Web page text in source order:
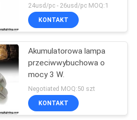
24usd/pc - 26usd/pc MOQ:1
KONTAKT
Akumulatorowa lampa
przeciwwybuchowa o
mocy 3 W.
Negotiated MOQ:50 szt
KONTAKT